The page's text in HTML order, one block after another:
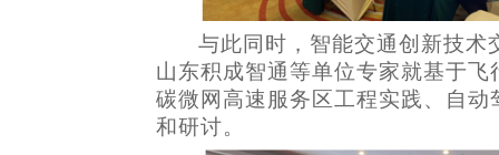
与此同时，智能交通创新技术
山东积成智通等单位专家就基于
碳微网高速服务区工程实践、自动
和研讨。